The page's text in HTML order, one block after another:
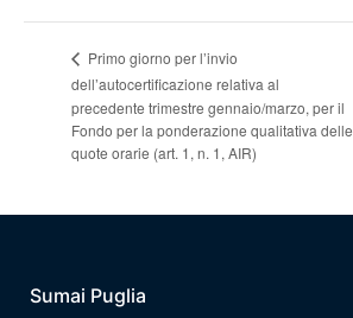
Primo giorno per l’invio
dell’autocertificazione relativa al
precedente trimestre gennaio/marzo, per il
Fondo per la ponderazione qualitativa delle
quote orarie (art. 1, n. 1, AIR)
Sumai Puglia